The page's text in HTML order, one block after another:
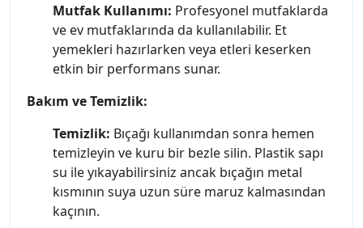
Mutfak Kullanımı: Profesyonel mutfaklarda
ve ev mutfaklarında da kullanılabilir. Et
yemekleri hazırlarken veya etleri keserken
etkin bir performans sunar.
Bakım ve Temizlik:
Temizlik: Bıçağı kullanımdan sonra hemen
temizleyin ve kuru bir bezle silin. Plastik sapı
su ile yıkayabilirsiniz ancak bıçağın metal
kısmının suya uzun süre maruz kalmasından
kaçının.